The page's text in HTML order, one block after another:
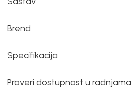
Brend
Specifikacija
Proveri dostupnost u radnjama